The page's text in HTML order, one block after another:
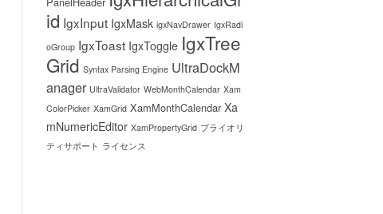
id IgxInput IgxMask igxNavDrawer IgxRadi
oGroup IgxToast IgxToggle IgxTree
Grid Syntax Parsing Engine UltraDockM
anager UltraValidator WebMonthCalendar Xam
ColorPicker XamGrid XamMonthCalendar Xa
mNumericEditor XamPropertyGrid プライオリ
ティサポート ライセンス